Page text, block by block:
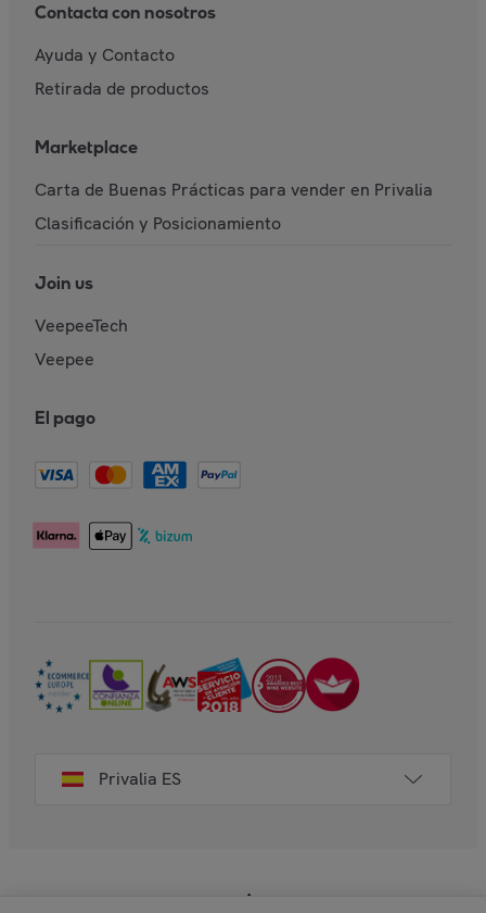
Contacta con nosotros
Ayuda y Contacto
Retirada de productos
Marketplace
Carta de Buenas Prácticas para vender en Privalia
Clasificación y Posicionamiento
Join us
VeepeeTech
Veepee
El pago
Privalia ES